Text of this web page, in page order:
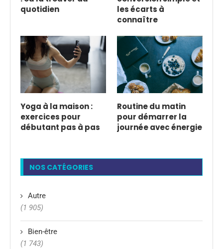
quotidien
les écarts à
connaître
Yoga à la maison :
exercices pour
débutant pas à pas
Routine du matin
pour démarrer la
journée avec énergie
NOS CATÉGORIES
Autre
(1 905)
Bien-être
(1 743)